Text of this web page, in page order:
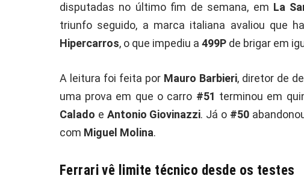
disputadas no último fim de semana, em La
triunfo seguido, a marca italiana avaliou que
Hipercarros, o que impediu a 499Pde brigar em
A leitura foi feita por Mauro Barbieri, diretor de
uma prova em que o carro #51 terminou em
Calado e Antonio Giovinazzi. Já o #50
com Miguel Molina.
Ferrari vê limite técnico desde os testes